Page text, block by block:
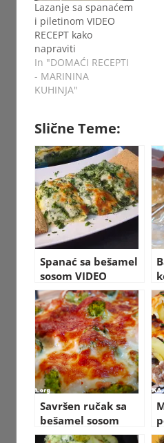
Lazanje sa spanaćem
i piletinom VIDEO
RECEPT kako
napraviti
In "DOMAĆI RECEPTI
- MARININA
KUHINJA"
Slične Teme:
Spanać sa bešamel
sosom VIDEO
RECEPT kako
napraviti
Savršen ručak sa
bešamel sosom
VIDEO RECEPT sa